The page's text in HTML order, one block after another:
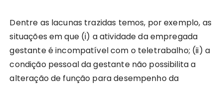
Dentre as lacunas trazidas temos, por exemplo, as
situações em que (i) a atividade da empregada
gestante é incompatível com o teletrabalho; (ii) a
condição pessoal da gestante não possibilita a
alteração de função para desempenho da